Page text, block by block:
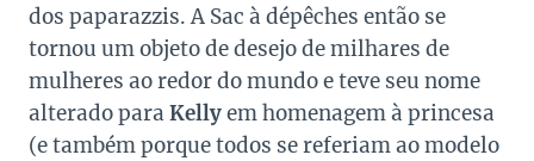
dos paparazzis. A Sac à dépêches então se
tornou um objeto de desejo de milhares de
mulheres ao redor do mundo e teve seu nome
alterado para Kellyem homenagem à princesa
(e também porque todos se referiam ao modelo